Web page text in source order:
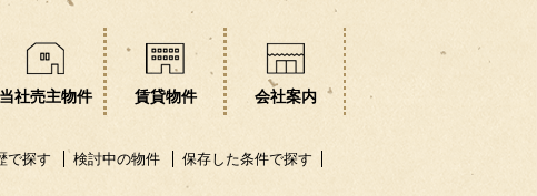
当社売主物件 賃貸物件 会社案内
で探す 検討中の物件 保存した条件で探す